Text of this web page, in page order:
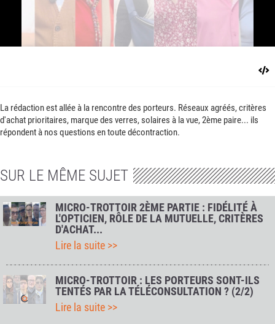
Video
La rédaction est allée à la rencontre des porteurs. Réseaux agréés, critères
d'achat prioritaires, marque des verres, solaires à la vue, 2ème paire... ils
répondent à nos questions en toute décontraction.
SUR LE MÊME SUJET
MICRO-TROTTOIR 2ÈME PARTIE : FIDÉLITÉ À
L'OPTICIEN, RÔLE DE LA MUTUELLE, CRITÈRES
D'ACHAT...
Lire la suite >>
MICRO-TROTTOIR : LES PORTEURS SONT-ILS
TENTÉS PAR LA TÉLÉCONSULTATION ? (2/2)
Lire la suite >>